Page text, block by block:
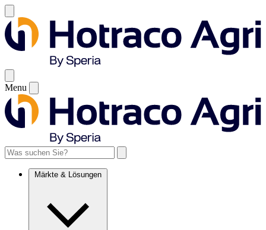
Menu
Märkte & Lösungen